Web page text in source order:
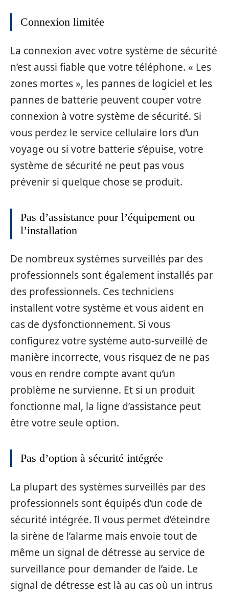
Connexion limitée
La connexion avec votre système de sécurité
n’est aussi fiable que votre téléphone. « Les
zones mortes », les pannes de logiciel et les
pannes de batterie peuvent couper votre
connexion à votre système de sécurité. Si
vous perdez le service cellulaire lors d’un
voyage ou si votre batterie s’épuise, votre
système de sécurité ne peut pas vous
prévenir si quelque chose se produit.
Pas d’assistance pour l’équipement ou
l’installation
De nombreux systèmes surveillés par des
professionnels sont également installés par
des professionnels. Ces techniciens
installent votre système et vous aident en
cas de dysfonctionnement. Si vous
configurez votre système auto-surveillé de
manière incorrecte, vous risquez de ne pas
vous en rendre compte avant qu’un
problème ne survienne. Et si un produit
fonctionne mal, la ligne d’assistance peut
être votre seule option.
Pas d’option à sécurité intégrée
La plupart des systèmes surveillés par des
professionnels sont équipés d’un code de
sécurité intégrée. Il vous permet d’éteindre
la sirène de l’alarme mais envoie tout de
même un signal de détresse au service de
surveillance pour demander de l’aide. Le
signal de détresse est là au cas où un intrus